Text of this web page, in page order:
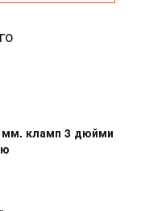
мм. кламп 3 дюйми